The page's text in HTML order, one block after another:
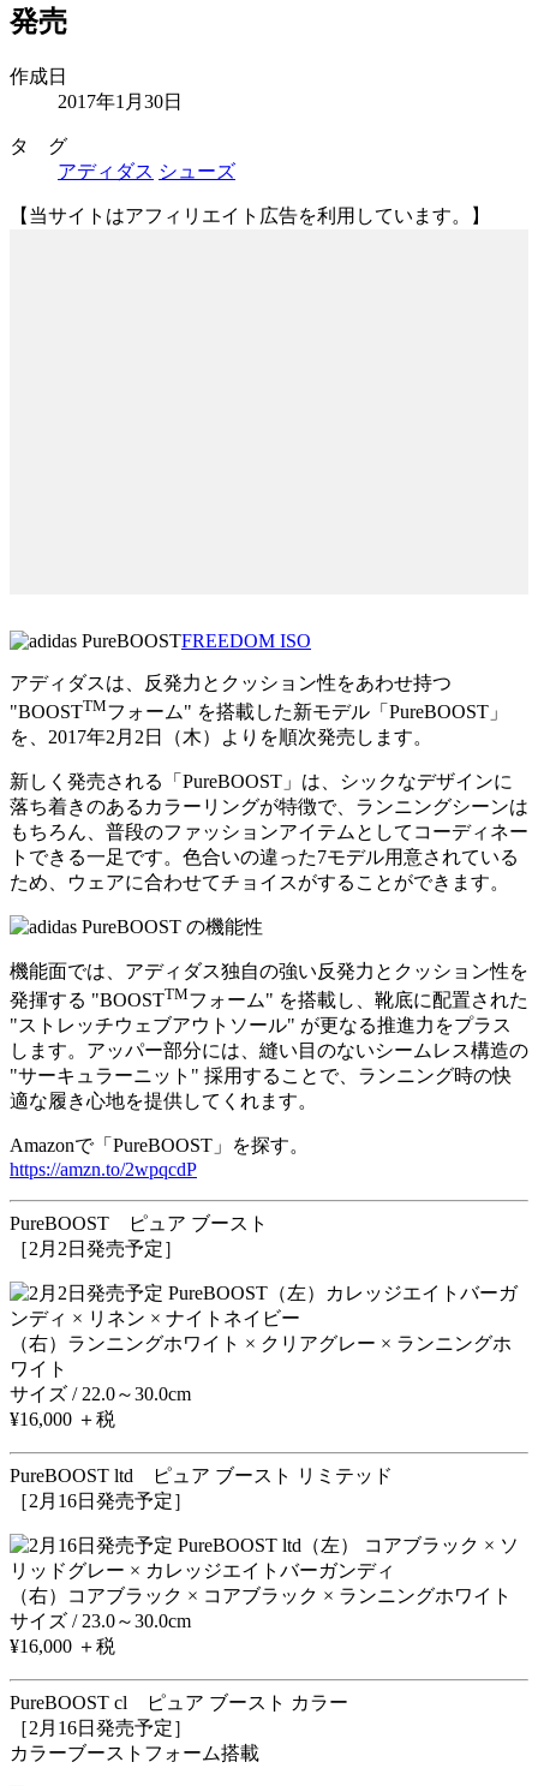
発売
作成日
2017年1月30日
タ グ
アディダス シューズ
【当サイトはアフィリエイト広告を利用しています。】
FREEDOM ISO
アディダスは、反発力とクッション性をあわせ持つ
"BOOSTTMフォーム" を搭載した新モデル「PureBOOST」
を、2017年2月2日（木）よりを順次発売します。
新しく発売される「PureBOOST」は、シックなデザインに
落ち着きのあるカラーリングが特徴で、ランニングシーンは
もちろん、普段のファッションアイテムとしてコーディネー
トできる一足です。色合いの違った7モデル用意されている
ため、ウェアに合わせてチョイスがすることができます。
機能面では、アディダス独自の強い反発力とクッション性を
発揮する "BOOSTTMフォーム" を搭載し、靴底に配置された
"ストレッチウェブアウトソール" が更なる推進力をプラス
します。アッパー部分には、縫い目のないシームレス構造の
"サーキュラーニット" 採用することで、ランニング時の快
適な履き心地を提供してくれます。
Amazonで「PureBOOST」を探す。
https://amzn.to/2wpqcdP
PureBOOST ピュア ブースト
［2月2日発売予定］
（左）カレッジエイトバーガ
ンディ × リネン × ナイトネイビー
（右）ランニングホワイト × クリアグレー × ランニングホ
ワイト
サイズ / 22.0～30.0cm
¥16,000 ＋税
PureBOOST ltd ピュア ブースト リミテッド
［2月16日発売予定］
（左） コアブラック × ソ
リッドグレー × カレッジエイトバーガンディ
（右）コアブラック × コアブラック × ランニングホワイト
サイズ / 23.0～30.0cm
¥16,000 ＋税
PureBOOST cl ピュア ブースト カラー
［2月16日発売予定］
カラーブーストフォーム搭載